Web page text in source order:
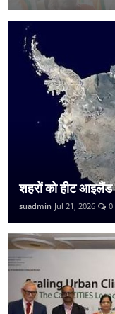
शहरों को हीट
suadmin Jul 21, 2026 0